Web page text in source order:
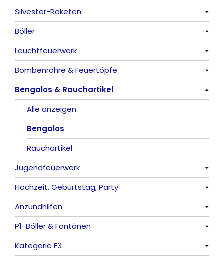
Alle anzeigen
Silvester-Raketen
Alle anzeigen
Böller
Alle anzeigen
China-Böller
Knaller / Kanonenschläge
Reibkopfknaller
Frösche, Pfeiffer
Leuchtfeuerwerk
Alle anzeigen
Vulkane
Fontänen
Sonnen
Feuervögel
Römische Lichter
Bombenrohre & Feuertöpfe
Alle anzeigen
Mit Rumms
Bezaubernde Effekte
Bengalos & Rauchartikel
Alle anzeigen
Bengalos
Rauchartikel
Jugendfeuerwerk
Alle anzeigen
Hochzeit, Geburtstag, Party
Alle anzeigen
Feuerschriften
Indoor-Fontänen
Anzündhilfen
Alle anzeigen
P1-Böller & Fontänen
Alle anzeigen
Kategorie F3